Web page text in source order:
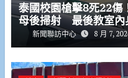
泰國校園槍擊8死22傷
母後掃射 最後教室內
新聞聯訪中心 8 月 7,